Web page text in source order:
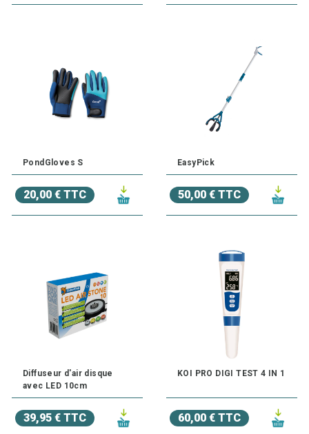
PondGloves S
20,00 € TTC
EasyPick
50,00 € TTC
Diffuseur d'air disque
avec LED 10cm
39,95 € TTC
KOI PRO DIGI TEST 4 IN 1
60,00 € TTC